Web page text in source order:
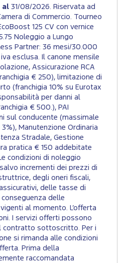
al 31/08/2026. Riservata ad
di Commercio. Tourneo
125 CV con vernice
Noleggio a Lungo
Partner: 36 mesi/30.000
esclusa. Il canone mensile
Assicurazione RCA
€ 250), limitazione di
(franchigia 10% su Eurotax
per danni al
€ 500.), PAI
sul conducente (massimale
Manutenzione Ordinaria
Stradale, Gestione
pratica € 150 addebitate
condizioni di noleggio
incrementi dei prezzi di
degli oneri fiscali,
delle tasse di
delle
al momento. L’offerta
I servizi offerti possono
contratto sottoscritto. Per i
si rimanda alle condizioni
Prima della
raccomandata